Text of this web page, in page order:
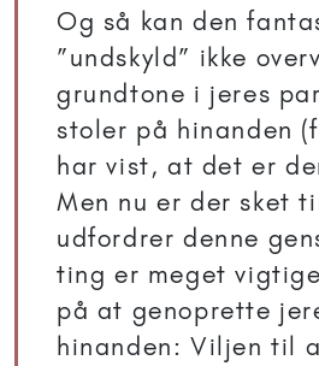
Og så kan den
”undskyld” ikke
grundtone i jeres
stoler på hinanden
har vist, at det er
Men nu er der sket
udfordrer denne
ting er meget
på at genoprette
hinanden: Viljen til